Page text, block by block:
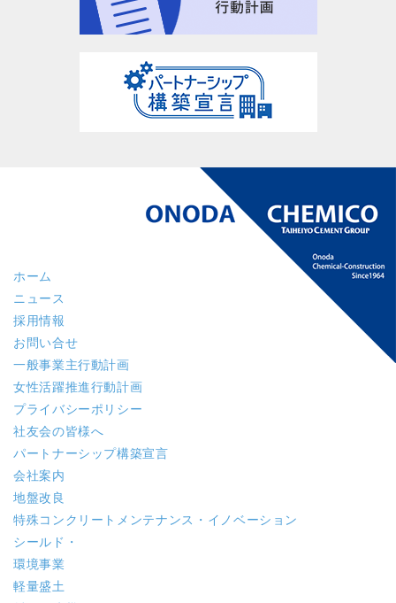
ホーム
ニュース
採用情報
お問い合せ
一般事業主行動計画
女性活躍推進行動計画
プライバシーポリシー
社友会の皆様へ
パートナーシップ構築宣言
会社案内
地盤改良
特殊コンクリート メンテナンス・イノベーション
シールド・
環境事業
軽量盛土